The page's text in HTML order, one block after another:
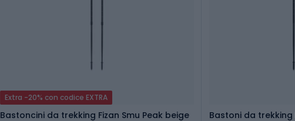
Extra -20% con codice EXTRA
Bastoncini da trekking Fizan Smu Peak beige